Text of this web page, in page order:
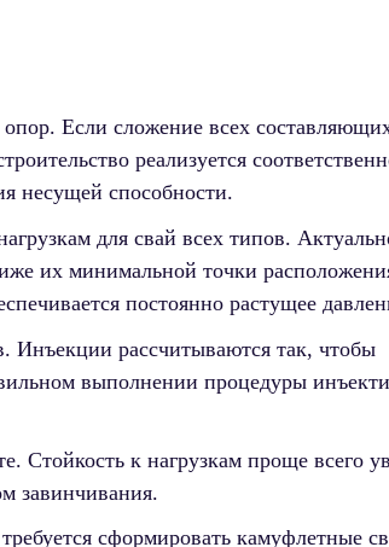
Если сложение всех
реализуется
несущей способности.
для свай всех типов.
их минимальной точки
постоянно растущее
Инъекции рассчитываются так, чтобы
выполнении процедуры
Стойкость к нагрузкам проще всего
завинчивания.
сформировать камуфлетные